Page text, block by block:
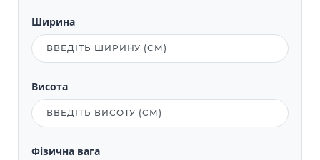
Ширина
Висота
Фізична вага